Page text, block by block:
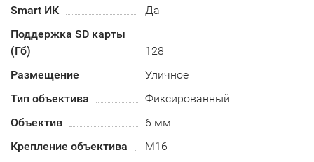
Smart ИК
Да
Поддержка SD карты
(Гб)
128
Размещение
Уличное
Тип объектива
Фиксированный
Объектив
6 мм
Крепление объектива
M16